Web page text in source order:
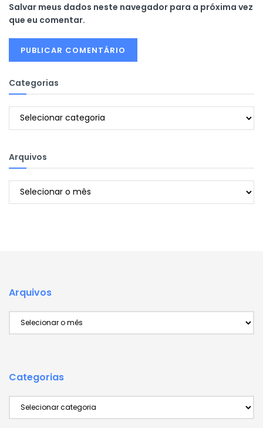
Salvar meus dados neste navegador para a próxima vez
que eu comentar.
Categorias
Categorias
Arquivos
Arquivos
Arquivos
Categorias